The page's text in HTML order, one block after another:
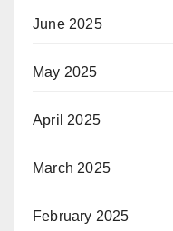
June 2025
May 2025
April 2025
March 2025
February 2025